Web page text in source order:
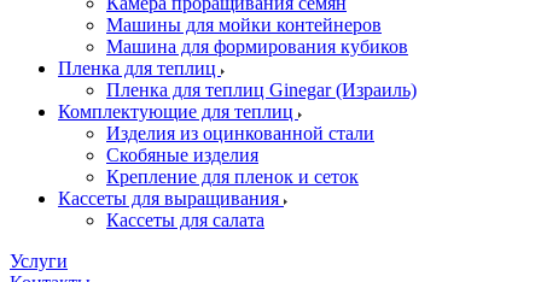
Машины для мойки контейнеров
Машина для формирования кубиков
Пленка для теплиц
Пленка для теплиц Ginegar (Израиль)
Комплектующие для теплиц
Изделия из оцинкованной стали
Скобяные изделия
Крепление для пленок и сеток
Кассеты для выращивания
Кассеты для салата
Услуги